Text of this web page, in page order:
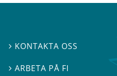
 KONTAKTA OSS
 ARBETA PÅ FI